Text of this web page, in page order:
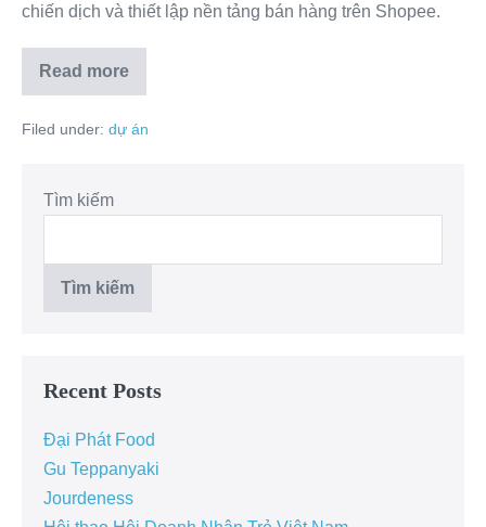
chiến dịch và thiết lập nền tảng bán hàng trên Shopee.
Read more
Filed under: dự án
Tìm kiếm
Tìm kiếm
Recent Posts
Đại Phát Food
Gu Teppanyaki
Jourdeness